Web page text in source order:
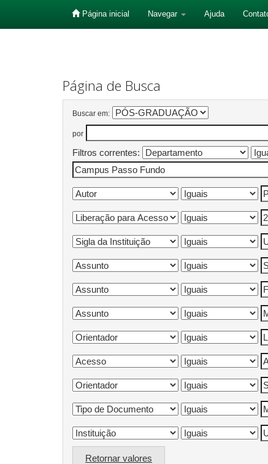
Página inicial Navegar Ajuda
Página de Busca
Buscar em:
por
Filtros correntes:
Retornar valores